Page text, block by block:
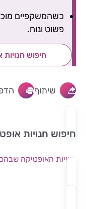
כשהמשקפיים
פשוט ונוח.
חיפוש
שיתוף
חיפוש חנויות
חנויות האופטיקה